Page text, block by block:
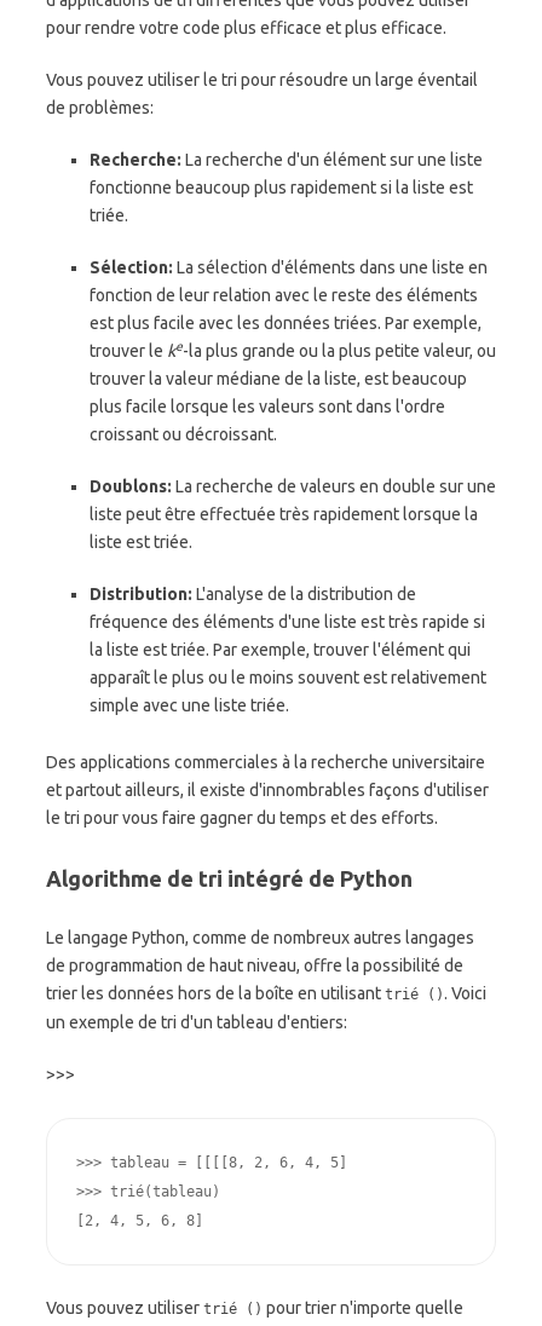
pour rendre votre code plus efficace et plus efficace.
Vous pouvez utiliser le tri pour résoudre un large éventail
de problèmes:
Recherche: La recherche d'un élément sur une liste
fonctionne beaucoup plus rapidement si la liste est
triée.
Sélection: La sélection d'éléments dans une liste en
fonction de leur relation avec le reste des éléments
est plus facile avec les données triées. Par exemple,
trouver le ke-la plus grande ou la plus petite valeur, ou
trouver la valeur médiane de la liste, est beaucoup
plus facile lorsque les valeurs sont dans l'ordre
croissant ou décroissant.
Doublons: La recherche de valeurs en double sur une
liste peut être effectuée très rapidement lorsque la
liste est triée.
Distribution: L'analyse de la distribution de
fréquence des éléments d'une liste est très rapide si
la liste est triée. Par exemple, trouver l'élément qui
apparaît le plus ou le moins souvent est relativement
simple avec une liste triée.
Des applications commerciales à la recherche universitaire
et partout ailleurs, il existe d'innombrables façons d'utiliser
le tri pour vous faire gagner du temps et des efforts.
Algorithme de tri intégré de Python
Le langage Python, comme de nombreux autres langages
de programmation de haut niveau, offre la possibilité de
trier les données hors de la boîte en utilisant trié (). Voici
un exemple de tri d'un tableau d'entiers:
>>>
>>> tableau = 8, 2, 6, 4, 5
>>> trié(tableau)
[2, 4, 5, 6, 8]
Vous pouvez utiliser trié () pour trier n'importe quelle